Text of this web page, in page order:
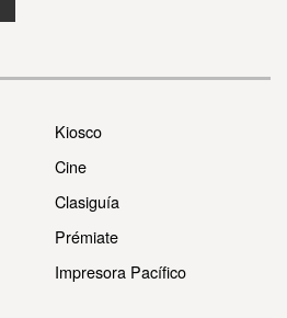
Kiosco
Cine
Clasiguía
Prémiate
Impresora Pacífico